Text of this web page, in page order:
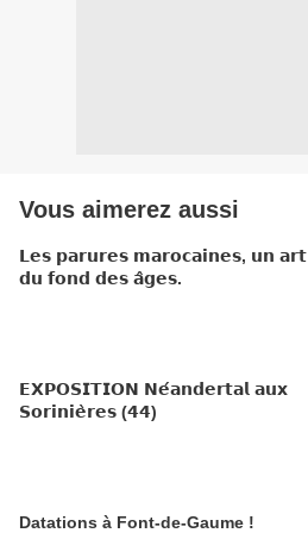
Vous aimerez aussi
𝗟𝗲𝘀 𝗽𝗮𝗿𝘂𝗿𝗲𝘀 𝗺𝗮𝗿𝗼𝗰𝗮𝗶𝗻𝗲𝘀, 𝘂𝗻 𝗮𝗿𝘁
𝗱𝘂 𝗳𝗼𝗻𝗱 𝗱𝗲𝘀 𝗮̂𝗴𝗲𝘀.
𝗘𝗫𝗣𝗢𝗦𝗜𝗧𝗜𝗢𝗡 𝗡𝗲́𝗮𝗻𝗱𝗲𝗿𝘁𝗮𝗹 𝗮𝘂𝘅
𝗦𝗼𝗿𝗶𝗻𝗶𝗲̀𝗿𝗲𝘀 (𝟰𝟰)
Datations à Font-de-Gaume !